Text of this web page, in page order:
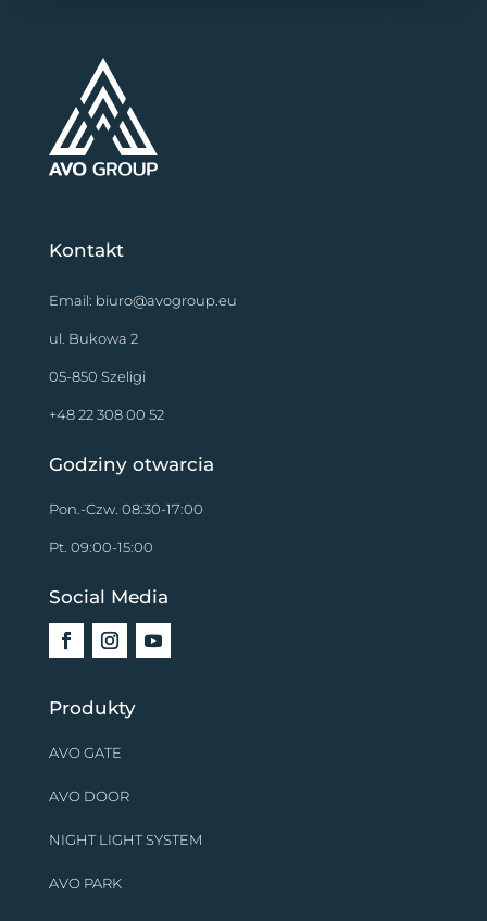
Kontakt
Email: biuro@avogroup.eu
ul. Bukowa 2
05-850 Szeligi
+48 22 308 00 52
Godziny otwarcia
Pon.-Czw. 08:30-17:00
Pt. 09:00-15:00
Social Media
Produkty
AVO GATE
AVO DOOR
NIGHT LIGHT SYSTEM
AVO PARK